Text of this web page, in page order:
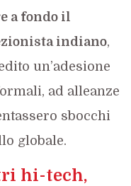
a fondo il
indiano,
un’adesione
ad alleanze
sbocchi
globale.
hi-tech,